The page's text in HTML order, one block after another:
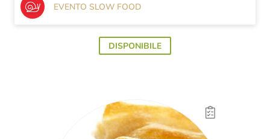
EVENTO SLOW FOOD
DISPONIBILE